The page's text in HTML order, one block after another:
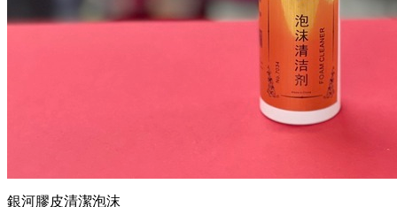
銀河膠皮清潔泡沫